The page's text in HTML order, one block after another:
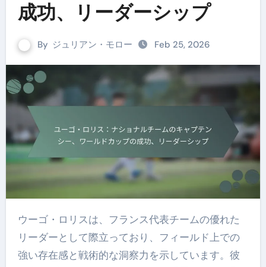
成功、リーダーシップ
By ジュリアン・モロー Feb 25, 2026
ウーゴ・ロリスは、フランス代表チームの優れた
リーダーとして際立っており、フィールド上での
強い存在感と戦術的な洞察力を示しています。彼